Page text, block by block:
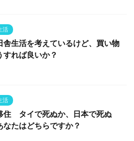
活
舎生活を考えているけど、買い物
すれば良いか？
活
住 タイで死ぬか、日本で死ぬ
なたはどちらですか？